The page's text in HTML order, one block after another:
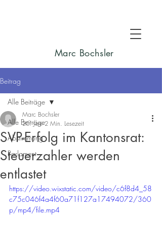
Marc Bochsler
Beitrag
Alle Beiträge
Abstimmung
Parlament
Alle Beiträge
SVP-Erfolg im Kantonsrat:
Steuerzahler werden
entlastet
Marc Bochsler
20. Juni 2 Min. Lesezeit
https://video.wixstatic.com/video/c6f8d4_58
c75c046f4a4f60a71f127a17494072/360
p/mp4/file.mp4